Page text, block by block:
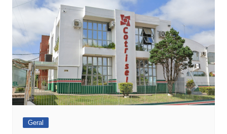
Geral